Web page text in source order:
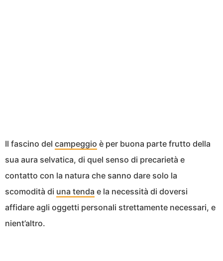
Il fascino del campeggio è per buona parte frutto della
sua aura selvatica, di quel senso di precarietà e
contatto con la natura che sanno dare solo la
scomodità di una tenda e la necessità di doversi
affidare agli oggetti personali strettamente necessari, e
nient’altro.